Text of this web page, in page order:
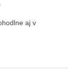
aj v